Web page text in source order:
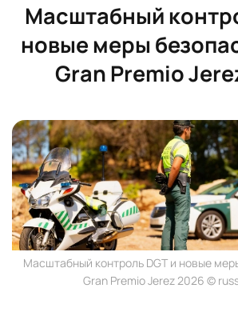
Масштабный
новые меры
Gran Premio
Масштабный контроль DGT и новые
Gran Premio Jerez 2026 ©